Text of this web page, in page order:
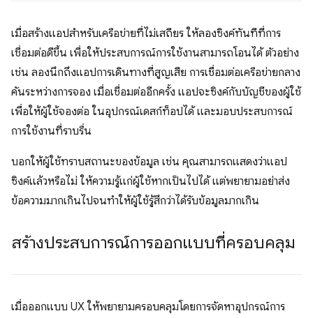
เมื่อสร้างแอปสำหรับเครือข่ายที่ไม่เสถียร ให้ลองซิงค์ทันทีที่การ
เชื่อมต่อดีขึ้น เพื่อให้ประสบการณ์การใช้งานสามารถโอนได้ ตัวอย่าง
เช่น ลองนึกถึงแอปการเดินทางที่สูญเสีย การเชื่อมต่อเครือข่ายกลาง
คันระหว่างการจอง เมื่อเชื่อมต่ออีกครั้ง แอปจะซิงค์กับบัญชีของผู้ใช้
เพื่อให้ผู้ใช้จองต่อ ในอุปกรณ์เดสก์ท็อปได้ และมอบประสบการณ์
การใช้งานที่ราบรื่น
บอกให้ผู้ใช้ทราบสถานะของข้อมูล เช่น คุณสามารถแสดงว่าแอป
ซิงค์แล้วหรือไม่ ให้ความรู้แก่ผู้ใช้หากเป็นไปได้ แต่พยายามอย่าส่ง
ข้อความมากเกินไปจนทำให้ผู้ใช้รู้สึกว่าได้รับข้อมูลมากเกิน
สร้างประสบการณ์การออกแบบที่ครอบคลุม
เมื่อออกแบบ UX ให้พยายามครอบคลุมโดยการจัดหาอุปกรณ์การ